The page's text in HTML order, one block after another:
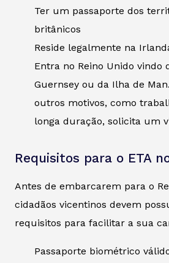
Ter um passaporte dos
britânicos
Reside legalmente na
Entra no Reino Unido vindo
Guernsey ou da Ilha de
outros motivos, como
longa duração, solicita um
Requisitos para o ETA
Antes de embarcarem para o
cidadãos vicentinos devem
requisitos para facilitar a sua
Passaporte biométrico